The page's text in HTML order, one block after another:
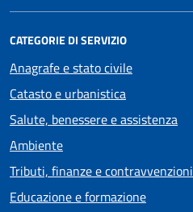
CATEGORIE DI SERVIZIO
Anagrafe e stato civile
Catasto e urbanistica
Salute, benessere e assistenza
Ambiente
Tributi, finanze e contravvenzioni
Educazione e formazione